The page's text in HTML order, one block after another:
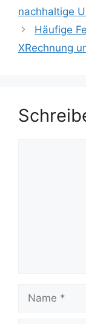
nachhaltige
Häufige
XRechnung